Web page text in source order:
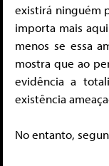
existirá ninguém
importa mais
menos se essa
mostra que ao
evidência a
existência
No entanto,